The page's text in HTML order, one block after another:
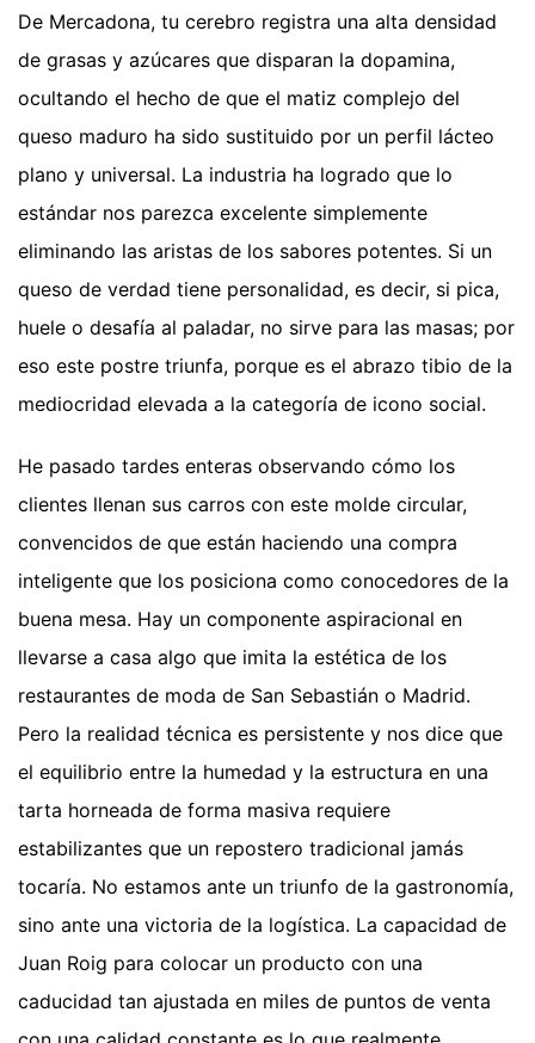
De Mercadona, tu cerebro registra una alta densidad
de grasas y azúcares que disparan la dopamina,
ocultando el hecho de que el matiz complejo del
queso maduro ha sido sustituido por un perfil lácteo
plano y universal. La industria ha logrado que lo
estándar nos parezca excelente simplemente
eliminando las aristas de los sabores potentes. Si un
queso de verdad tiene personalidad, es decir, si pica,
huele o desafía al paladar, no sirve para las masas; por
eso este postre triunfa, porque es el abrazo tibio de la
mediocridad elevada a la categoría de icono social.
He pasado tardes enteras observando cómo los
clientes llenan sus carros con este molde circular,
convencidos de que están haciendo una compra
inteligente que los posiciona como conocedores de la
buena mesa. Hay un componente aspiracional en
llevarse a casa algo que imita la estética de los
restaurantes de moda de San Sebastián o Madrid.
Pero la realidad técnica es persistente y nos dice que
el equilibrio entre la humedad y la estructura en una
tarta horneada de forma masiva requiere
estabilizantes que un repostero tradicional jamás
tocaría. No estamos ante un triunfo de la gastronomía,
sino ante una victoria de la logística. La capacidad de
Juan Roig para colocar un producto con una
caducidad tan ajustada en miles de puntos de venta